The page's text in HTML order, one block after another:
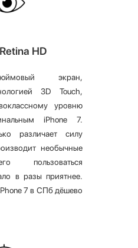
HD
экран,
3D Touch,
уровню
iPhone 7.
различает силу
необычные
пользоваться
в разы приятнее.
7 в СПб дёшево